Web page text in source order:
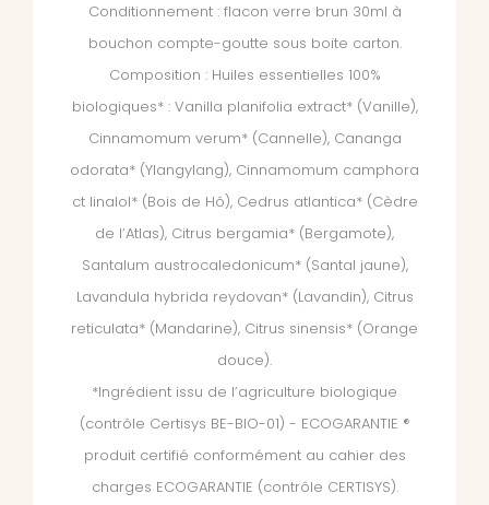
Conditionnement : flacon verre brun 30ml à
bouchon compte-goutte sous boite carton.
Composition : Huiles essentielles 100%
biologiques* : Vanilla planifolia extract* (Vanille),
Cinnamomum verum* (Cannelle), Cananga
odorata* (Ylangylang), Cinnamomum camphora
ct linalol* (Bois de Hô), Cedrus atlantica* (Cèdre
de l’Atlas), Citrus bergamia* (Bergamote),
Santalum austrocaledonicum* (Santal jaune),
Lavandula hybrida reydovan* (Lavandin), Citrus
reticulata* (Mandarine), Citrus sinensis* (Orange
douce).
*Ingrédient issu de l’agriculture biologique
(contrôle Certisys BE-BIO-01) - ECOGARANTIE ®
produit certifié conformément au cahier des
charges ECOGARANTIE (contrôle CERTISYS).